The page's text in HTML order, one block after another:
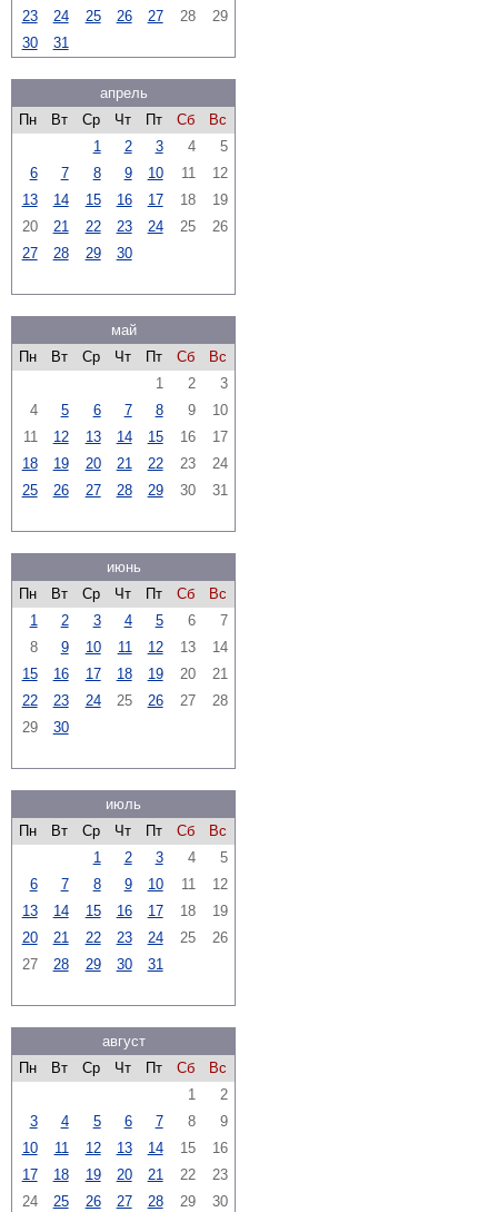
23
24 25 26 27 28
29
30
31
апрель
Пн
Вт Ср Чт Пт Сб
Вс
1
2 3 4
5
6
7 8 9 10 11
12
13
14 15 16 17 18
19
20
21 22 23 24 25
26
27
28 29 30
май
Пн
Вт Ср Чт Пт Сб
Вс
1
2
3
4
5 6 7 8 9
10
11
12 13 14 15 16
17
18
19 20 21 22 23
24
25
26 27 28 29 30 31
июнь
Пн
Вт Ср Чт Пт Сб
Вс
1
2 3 4 5 6
7
8
9 10 11 12 13
14
15
16 17 18 19 20
21
22
23 24 25 26 27
28
29
30
июль
Пн
Вт Ср Чт Пт Сб
Вс
1
2 3 4
5
6
7 8 9 10 11
12
13
14 15 16 17 18
19
20
21 22 23 24 25
26
27
28 29 30 31
август
Пн
Вт Ср Чт Пт Сб
Вс
1
2
3
4 5 6 7 8
9
10
11 12 13 14 15
16
17
18 19 20 21 22
23
24
25 26 27 28 29 30